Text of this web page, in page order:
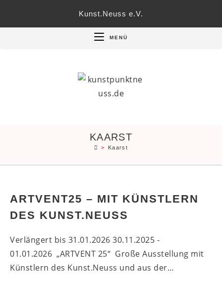
springen
Kunst.Neuss e.V.
MENÜ
KAARST
> Kaarst
ARTVENT25 – MIT KÜNSTLERN
DES KUNST.NEUSS
Verlängert bis 31.01.2026 30.11.2025 -
01.01.2026 „ARTVENT 25“ Große Ausstellung mit
Künstlern des Kunst.Neuss und aus der…